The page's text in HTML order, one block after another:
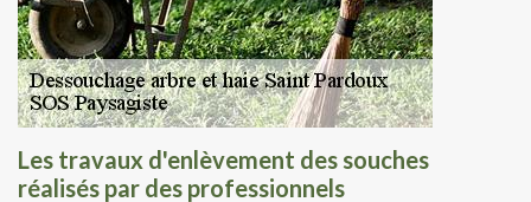
Les travaux d'enlèvement des souches
réalisés par des professionnels